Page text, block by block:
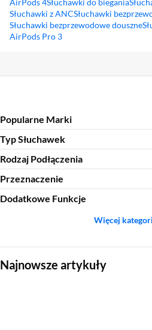
Słuchawki z ANCSłuchawki
Słuchawki bezprzewodowe douszne
AirPods Pro 3
Popularne Marki
Typ Słuchawek
Rodzaj Podłączenia
Przeznaczenie
Dodatkowe Funkcje
Więcej
Najnowsze artykuły